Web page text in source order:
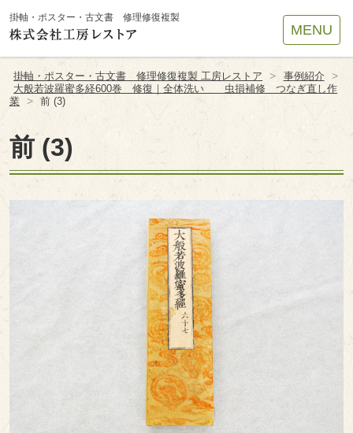
掛軸・ポスター・古文書 修理修復複製
MENU
掛軸・ポスター・古文書 修理修復複製 工房レストア > 事例紹介 >
大般若波羅蜜多経600巻 修復｜全体洗い 虫損補修 つなぎ直し作
業 > 前 (3)
前 (3)
Site
Footer